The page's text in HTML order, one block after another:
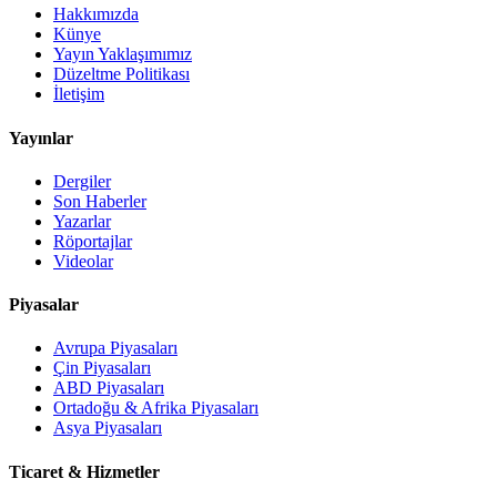
Hakkımızda
Künye
Yayın Yaklaşımımız
Düzeltme Politikası
İletişim
Yayınlar
Dergiler
Son Haberler
Yazarlar
Röportajlar
Videolar
Piyasalar
Avrupa Piyasaları
Çin Piyasaları
ABD Piyasaları
Ortadoğu & Afrika Piyasaları
Asya Piyasaları
Ticaret & Hizmetler